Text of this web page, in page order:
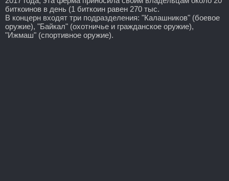
биткоинов в день (1 биткоин равен 270 тыс.
В концерн входят три подразделения: "Калашников" (боевое
оружие), "Байкал" (охотничье и гражданское оружие),
"Ижмаш" (спортивное оружие).